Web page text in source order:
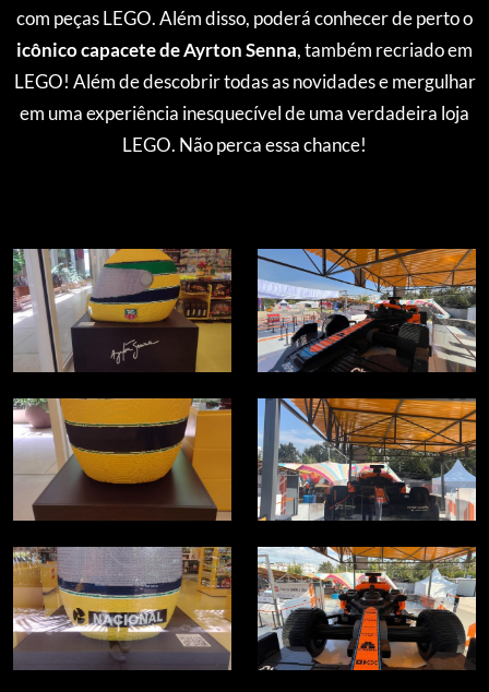
com peças LEGO. Além disso, poderá conhecer de perto o
icônico capacete de Ayrton Senna, também recriado em
LEGO! Além de descobrir todas as novidades e mergulhar
em uma experiência inesquecível de uma verdadeira loja
LEGO. Não perca essa chance!